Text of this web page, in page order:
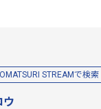
OMATSURI STREAMで検索
ウ